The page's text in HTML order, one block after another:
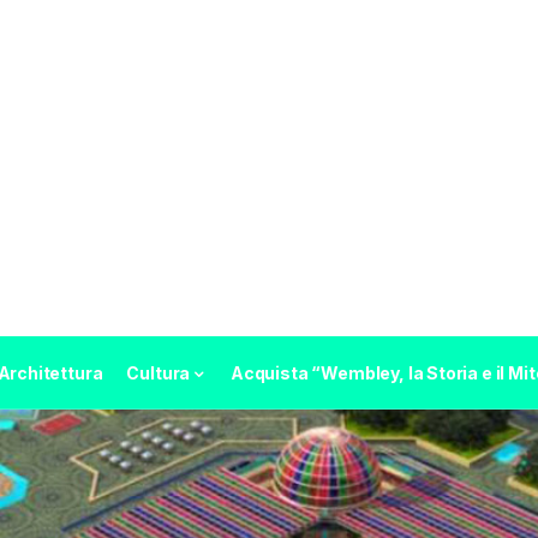
Cultura Acquista “Wembley, la Storia e il